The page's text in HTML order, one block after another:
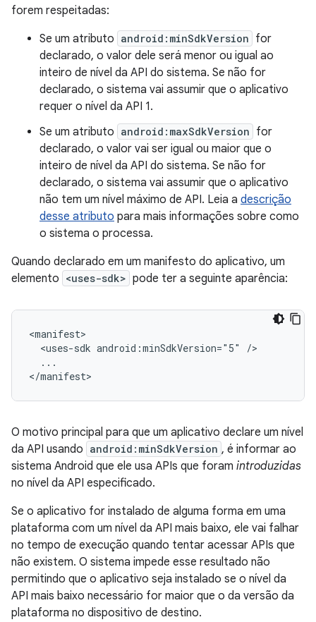
forem respeitadas:
Se um atributo android:minSdkVersion for
declarado, o valor dele será menor ou igual ao
inteiro de nível da API do sistema. Se não for
declarado, o sistema vai assumir que o aplicativo
requer o nível da API 1.
Se um atributo android:maxSdkVersion for
declarado, o valor vai ser igual ou maior que o
inteiro de nível da API do sistema. Se não for
declarado, o sistema vai assumir que o aplicativo
não tem um nível máximo de API. Leia a descrição
desse atributo para mais informações sobre como
o sistema o processa.
Quando declarado em um manifesto do aplicativo, um
elemento <uses-sdk> pode ter a seguinte aparência:
<uses-sdk android:minSdkVersion="5"
...
</manifest>
O motivo principal para que um aplicativo declare um nível
da API usando android:minSdkVersion , é informar ao
sistema Android que ele usa APIs que foram introduzidas
no nível da API especificado.
Se o aplicativo for instalado de alguma forma em uma
plataforma com um nível da API mais baixo, ele vai falhar
no tempo de execução quando tentar acessar APIs que
não existem. O sistema impede esse resultado não
permitindo que o aplicativo seja instalado se o nível da
API mais baixo necessário for maior que o da versão da
plataforma no dispositivo de destino.